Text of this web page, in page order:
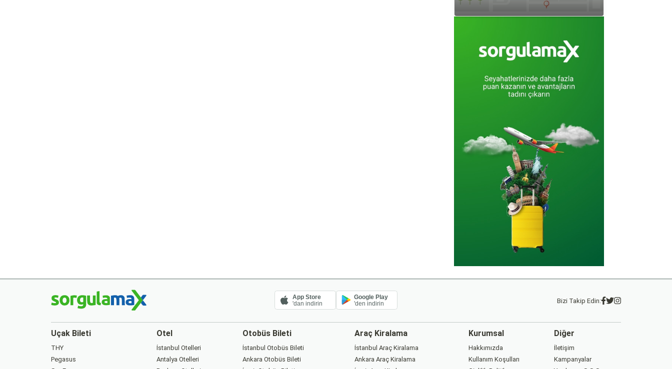
App Store
'dan indirin
Google Play
'den indirin Bizi Takip Edin:
Uçak Bileti
THY
Pegasus
Otel
İstanbul Otelleri
Antalya Otelleri
Otobüs Bileti
İstanbul Otobüs Bileti
Ankara Otobüs Bileti
Araç Kiralama
İstanbul Araç Kiralama
Ankara Araç Kiralama
Kurumsal
Hakkımızda
Kullanım Koşulları
Diğer
İletişim
Kampanyalar